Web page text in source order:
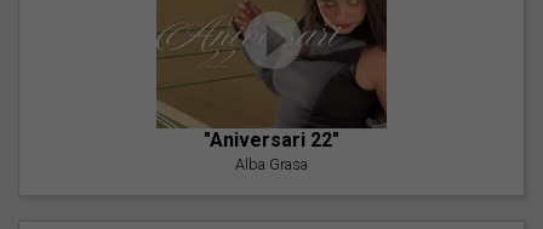
"Aniversari 22"
Alba Grasa